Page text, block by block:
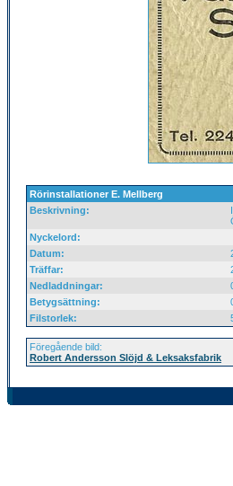
Rörinstallationer E. Mellberg
Beskrivning:
Nyckelord:
Datum:
Träffar:
Nedladdningar:
Betygsättning:
Filstorlek:
Föregående bild:
Robert Andersson Slöjd & Leksaksfabrik